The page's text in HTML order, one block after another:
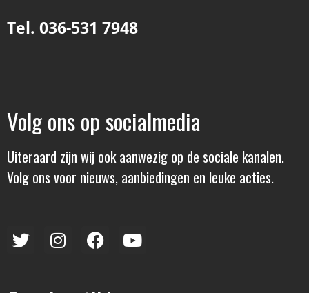
Tel. 036-531 7948
Volg ons op socialmedia
Uiteraard zijn wij ook aanwezig op de sociale kanalen.
Volg ons voor nieuws, aanbiedingen en leuke acties.